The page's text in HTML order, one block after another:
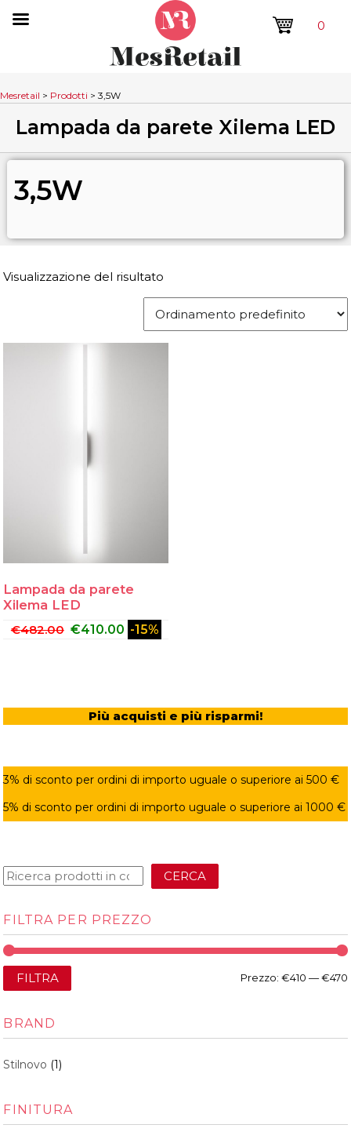
0
Mesretail > Prodotti > 3,5W
Lampada da parete Xilema LED
3,5W
Visualizzazione del risultato
Lampada da parete
Xilema LED
€482.00 €410.00 -15%
Più acquisti e più risparmi!
3% di sconto per ordini di importo uguale o superiore ai 500 €
5% di sconto per ordini di importo uguale o superiore ai 1000 €
CERCA
FILTRA PER PREZZO
FILTRA Prezzo: €410 —€470
BRAND
Stilnovo (1)
FINITURA